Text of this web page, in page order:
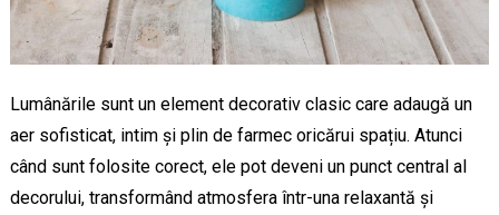
Lumânările sunt un element decorativ clasic care adaugă un
aer sofisticat, intim și plin de farmec oricărui spațiu. Atunci
când sunt folosite corect, ele pot deveni un punct central al
decorului, transformând atmosfera într-una relaxantă și